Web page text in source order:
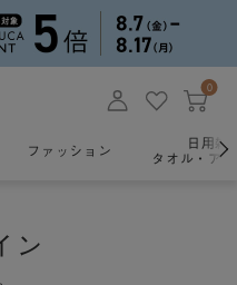
0
ファッション
日用雑
タオル・ア
ン